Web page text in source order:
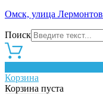
Омск, улица
Поиск
Корзина
Корзина пуста